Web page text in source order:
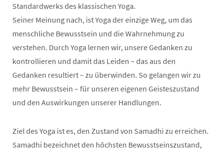
Standardwerks des klassischen Yoga.
Seiner Meinung nach, ist Yoga der einzige Weg, um das
menschliche Bewusstsein und die Wahrnehmung zu
verstehen. Durch Yoga lernen wir, unsere Gedanken zu
kontrollieren und damit das Leiden – das aus den
Gedanken resultiert – zu überwinden. So gelangen wir zu
mehr Bewusstsein – für unseren eigenen Geisteszustand
und den Auswirkungen unserer Handlungen.
Ziel des Yoga ist es, den Zustand von Samadhi zu erreichen.
Samadhi bezeichnet den höchsten Bewusstseinszustand,